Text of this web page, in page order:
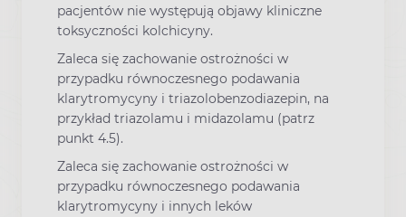
pacjentów nie występują objawy kliniczne
toksyczności kolchicyny.
Zaleca się zachowanie ostrożności w
przypadku równoczesnego podawania
klarytromycyny i triazolobenzodiazepin, na
przykład triazolamu i midazolamu (patrz
punkt 4.5).
Zaleca się zachowanie ostrożności w
przypadku równoczesnego podawania
klarytromycyny i innych leków